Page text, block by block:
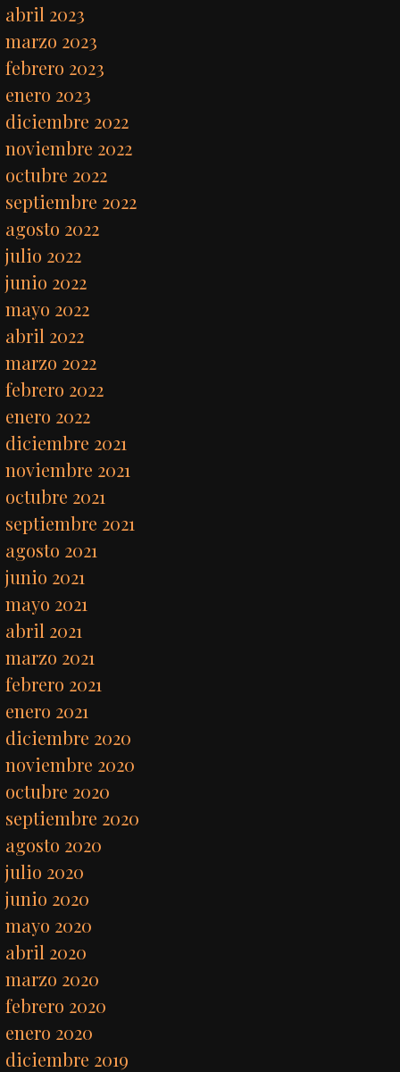
abril 2023
marzo 2023
febrero 2023
enero 2023
diciembre 2022
noviembre 2022
octubre 2022
septiembre 2022
agosto 2022
julio 2022
junio 2022
mayo 2022
abril 2022
marzo 2022
febrero 2022
enero 2022
diciembre 2021
noviembre 2021
octubre 2021
septiembre 2021
agosto 2021
junio 2021
mayo 2021
abril 2021
marzo 2021
febrero 2021
enero 2021
diciembre 2020
noviembre 2020
octubre 2020
septiembre 2020
agosto 2020
julio 2020
junio 2020
mayo 2020
abril 2020
marzo 2020
febrero 2020
enero 2020
diciembre 2019